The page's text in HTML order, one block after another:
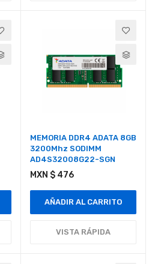
MEMORIA DDR4 ADATA 8GB
3200Mhz SODIMM
AD4S32008G22-SGN
MXN $ 476
AÑADIR AL CARRITO
VISTA RÁPIDA